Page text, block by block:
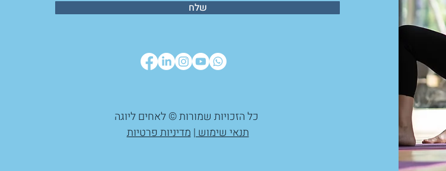
שלח
כל הזכויות שמורות © לאחים ליוגה
תנאי שימוש | מדיניות פרטיות